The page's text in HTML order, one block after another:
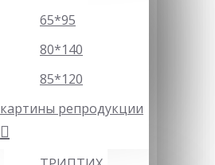
65*95
80*140
85*120
картины репродукции